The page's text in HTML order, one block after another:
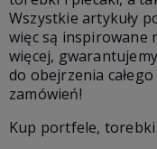
Wszystkie artykuły
więc są inspirowane
więcej,
do obejrzenia
zamówień!
Kup portfele,